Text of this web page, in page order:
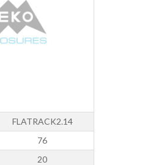
FLATRACK2.14
76
20